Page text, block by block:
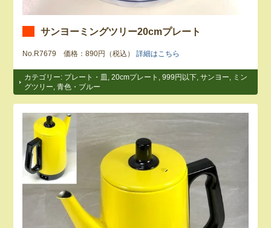
サンヨーミングツリー20cmプレート
No.R7679 価格：890円（税込）詳細はこちら
カテゴリー: プレート・皿 ,20cmプレート ,999円以下 ,サンヨー
ミン
グツリー ,青色・ブルー